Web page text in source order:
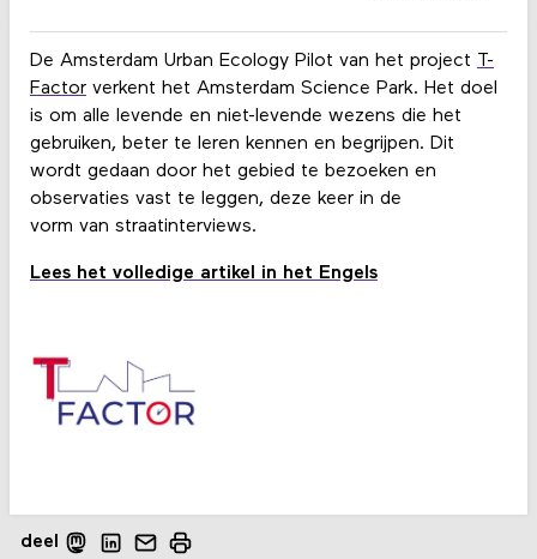
De Amsterdam Urban Ecology Pilot van het project T-
Factorverkent het Amsterdam Science Park. Het doel
is om alle levende en niet-levende wezens die het
gebruiken, beter te leren kennen en begrijpen. Dit
wordt gedaan door het gebied te bezoeken en
observaties vast te leggen, deze keer in de
vorm van straatinterviews.
Lees het volledige artikel in het Engels
deel